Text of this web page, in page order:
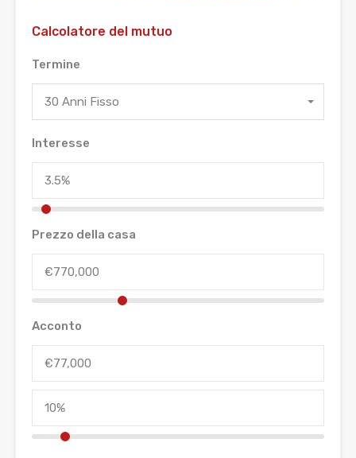
Calcolatore del mutuo
Termine
30 Anni Fisso
Interesse
Prezzo della casa
Acconto